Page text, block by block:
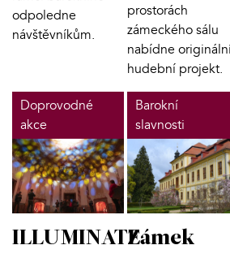
odpoledne
návštěvníkům.
prostorách
zámeckého sálu
nabídne
hudební projekt.
Doprovodné
akce
ILLUMINATE
Barokní
slavnosti
Zámek